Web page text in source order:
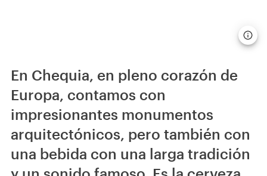
En Chequia, en pleno corazón de
Europa, contamos con
impresionantes monumentos
arquitectónicos, pero también con
una bebida con una larga tradición